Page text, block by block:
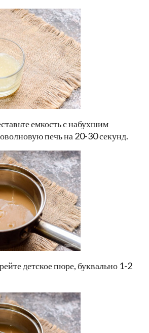
емкость с набухшим
печь на 20-30 секунд.
детское пюре, буквально 1-2